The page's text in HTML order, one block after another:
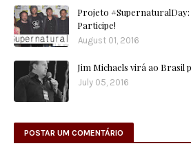
Projeto #SupernaturalDay:
Participe!
August 01, 2016
Jim Michaels virá ao Brasil
July 05, 2016
POSTAR UM COMENTÁRIO